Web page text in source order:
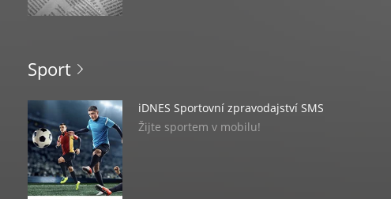
Sport
iDNES Sportovní zpravodajství SMS
Žijte sportem v mobilu!